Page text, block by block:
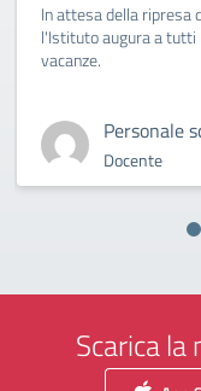
In attesa della ripresa
l'Istituto augura a tutti
vacanze.
Personale
Docente
Scarica